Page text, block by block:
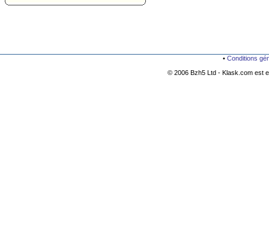
• Conditions
© 2006 Bzh5 Ltd - Klask.com est